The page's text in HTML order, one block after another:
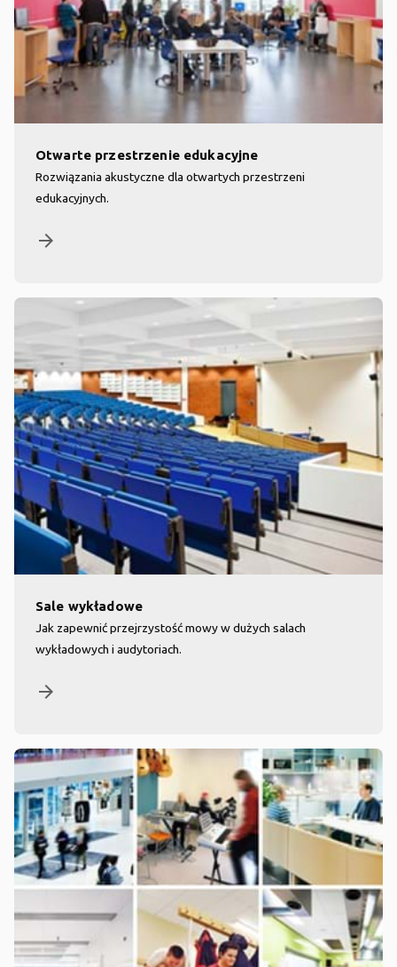
Otwarte przestrzenie edukacyjne
Rozwiązania akustyczne dla otwartych przestrzeni
edukacyjnych.
arrow_forward
Sale wykładowe
Jak zapewnić przejrzystość mowy w dużych salach
wykładowych i audytoriach.
arrow_forward